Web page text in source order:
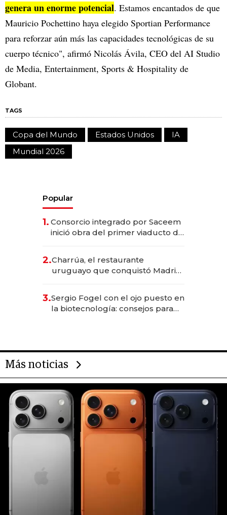
genera un enorme potencial. Estamos encantados de que
Mauricio Pochettino haya elegido Sportian Performance
para reforzar aún más las capacidades tecnológicas de su
cuerpo técnico", afirmó Nicolás Ávila, CEO del AI Studio
de Media, Entertainment, Sports & Hospitality de
Globant.
TAGS
Copa del Mundo Estados Unidos
IA
Mundial 2026
Popular
1. Consorcio integrado por Saceem
inició obra del primer viaducto de
millones
2.Charrúa, el restaurante
uruguayo que conquistó Madrid:
anticipación y prepara apertura
3.Sergio Fogel con el ojo puesto en
la biotecnología: consejos para
Más noticias